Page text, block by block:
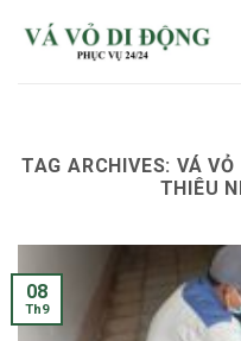
TAG ARCHIVES:VÁ
THIÊU
08
Th9